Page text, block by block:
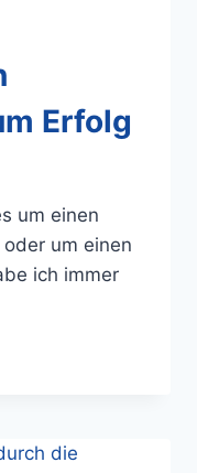
Erfolg
um einen
um einen
ich immer